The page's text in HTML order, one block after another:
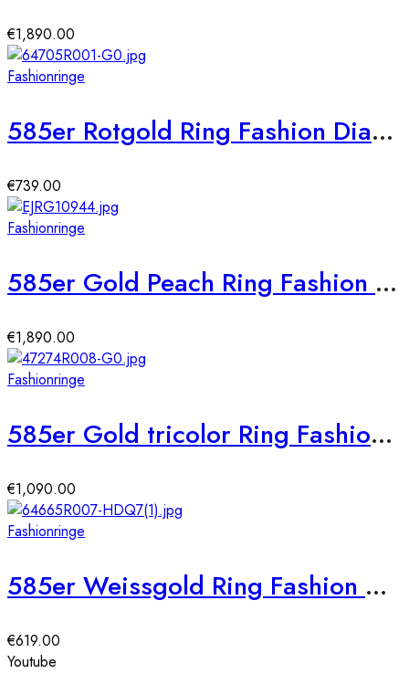
€1,890.00
Fashionringe
585er Rotgold Ring Fashion Diamant ca. 0,13 ct. Gr. 54
€739.00
Fashionringe
585er Gold Peach Ring Fashion Diamant ca. 0,42 ct. Gr. 56
€1,890.00
Fashionringe
585er Gold tricolor Ring Fashion Diamant ca. 0,42 ct. Gr. 54
€1,090.00
Fashionringe
585er Weissgold Ring Fashion Diamant ca. 0,12 ct. Gr. 54
€619.00
Youtube